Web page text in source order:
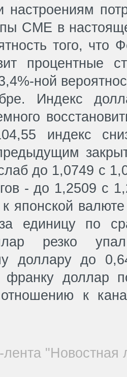
настроениям
CME в
того, что
процентные
ной
Индекс
индекс
до 1,0749 с
- до 1,2509 с
японской
единицу по
резко
доллару до
франку доллар
к
лента "Новостная